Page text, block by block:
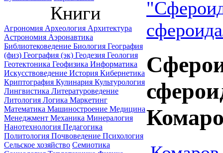
Книги
Агрономия Археология Архитектура
Астрономия Аэронавтика
Библиотековедение Биология География
(физ) География (эк) Геодезия Геология
Геотектоника Геофизика Информатика
Искусствоведение История Кибернетика
Криптография Кулинария Культурология
Лингвистика Литературоведение
Литология Логика Маркетинг
Математика Машиностроение Медицина
Менеджмент Механика Минералогия
Нанотехнология Педагогика
Политология Почвоведение Психология
Сельское хозяйство Семиотика